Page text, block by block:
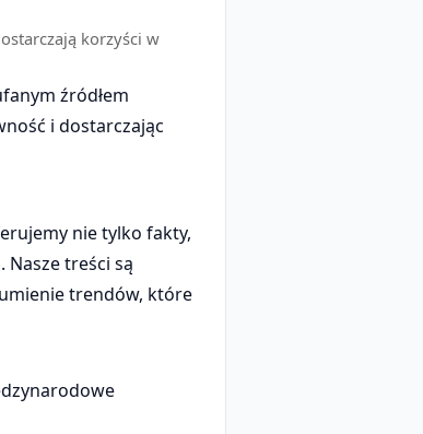
korzyści w
źródłem
i dostarczając
nie tylko fakty,
Nasze treści są
trendów, które